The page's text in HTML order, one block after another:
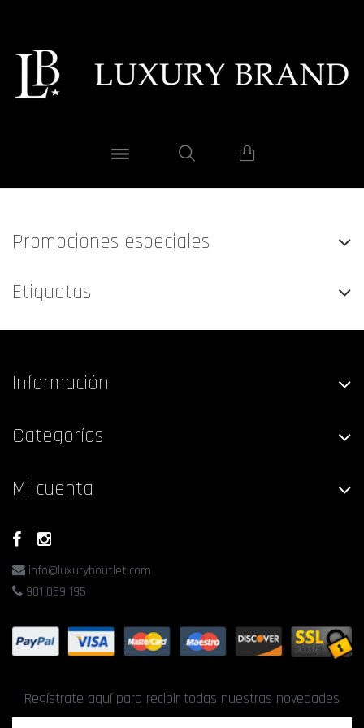
Promociones especiales
Etiquetas
Información
Categorías
Mi cuenta
info@luxuryboutlet.com
981 059 195
Regístrate aquí para recibir todas nuestras novedades